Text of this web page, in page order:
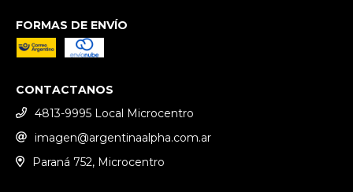
FORMAS DE ENVÍO
CONTACTANOS
4813-9995 Local Microcentro
imagen@argentinaalpha.com.ar
Paraná 752, Microcentro